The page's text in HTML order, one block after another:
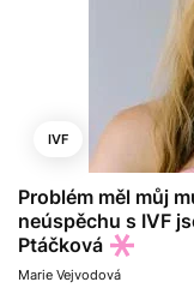
IVF
Problém měl můj
neúspěchu s IVF
Ptáčková
Marie Vejvodová